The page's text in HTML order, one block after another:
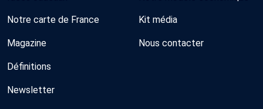
Notre carte de France
Magazine
Définitions
Newsletter
Kit média
Nous contacter